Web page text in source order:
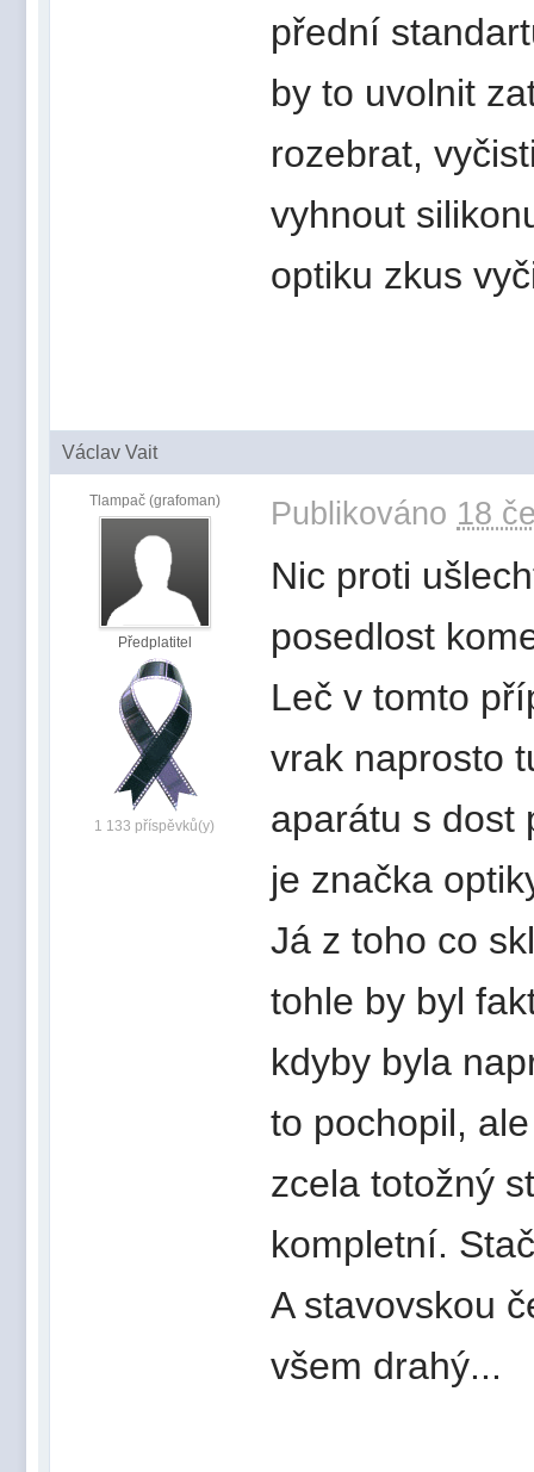
přední
by to uvolnit
rozebrat,
vyhnout
optiku zkus
Václav Vait
Tlampač (grafoman)
Předplatitel
1 133 příspěvků(y)
Publikováno 18
Nic proti
posedlost
Leč v tomto
vrak naprosto
aparátu s dost
je značka
Já z toho co
tohle by byl
kdyby byla
to pochopil,
zcela totožný
kompletní.
A stavovskou
všem drahý...